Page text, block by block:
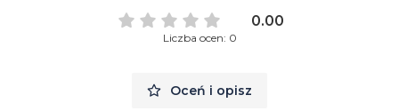
0.00
Liczba ocen: 0
Oceń i opisz